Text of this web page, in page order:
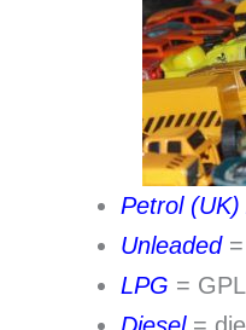
Petrol
Unleaded=
LPG =